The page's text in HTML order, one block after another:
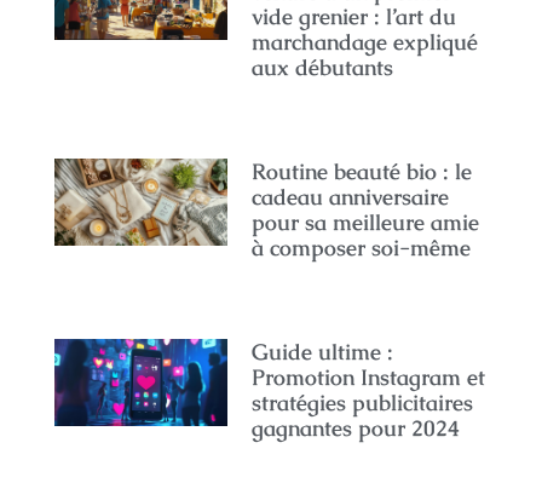
vide grenier : l’art du
marchandage expliqué
aux débutants
Routine beauté bio : le
cadeau anniversaire
pour sa meilleure amie
à composer soi-même
Guide ultime :
Promotion Instagram et
stratégies publicitaires
gagnantes pour 2024